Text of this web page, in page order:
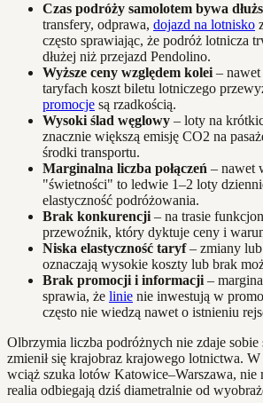
Czas podróży samolotem bywa
transfery, odprawa, dojazd na lotnisko
często sprawiając, że podróż lotnicza
dłużej niż przejazd Pendolino.
Wyższe ceny względem kolei –
taryfach koszt biletu lotniczego
promocje są rzadkością.
Wysoki ślad węglowy – loty na
znacznie większą emisję CO2 na
środki transportu.
Marginalna liczba połączeń – nawet
"świetności" to ledwie 1–2 loty
elastyczność podróżowania.
Brak konkurencji – na trasie
przewoźnik, który dyktuje ceny i
Niska elastyczność taryf– zmiany lub
oznaczają wysokie koszty lub brak
Brak promocji i informacji –
sprawia, że linie nie inwestują w
często nie wiedzą nawet o istnieniu
Olbrzymia liczba podróżnych nie zdaje sobie
zmienił się krajobraz krajowego lotnictwa.
wciąż szuka lotów Katowice–Warszawa, nie
realia odbiegają dziś diametralnie od